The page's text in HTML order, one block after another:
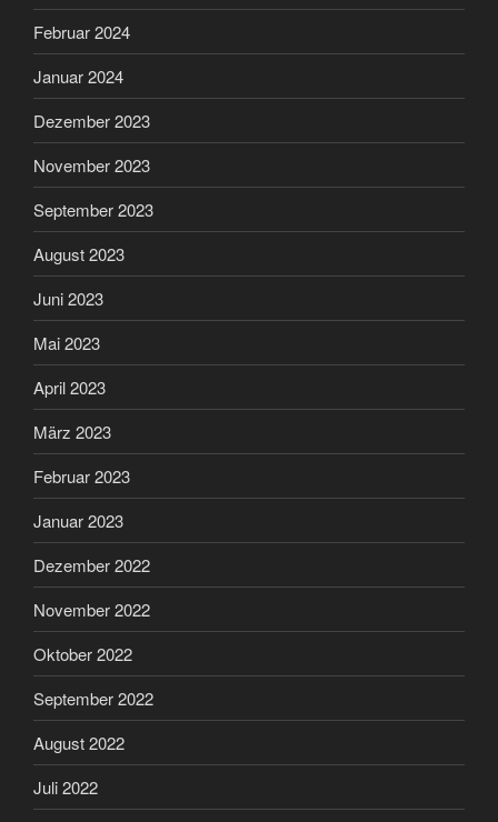
Februar 2024
Januar 2024
Dezember 2023
November 2023
September 2023
August 2023
Juni 2023
Mai 2023
April 2023
März 2023
Februar 2023
Januar 2023
Dezember 2022
November 2022
Oktober 2022
September 2022
August 2022
Juli 2022